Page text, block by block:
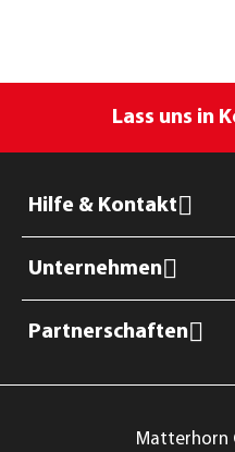
Lass uns in
Hilfe & Kontakt
Unternehmen
Partnerschaften